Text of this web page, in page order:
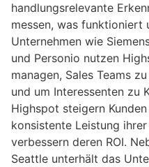
handlungsrelevante
messen, was funktioniert
Unternehmen wie
und Personio nutzen
managen, Sales Teams
und um Interessenten zu
Highspot steigern
konsistente Leistung
verbessern deren ROI.
Seattle unterhält das